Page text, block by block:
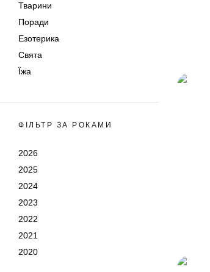
Тварини
Поради
Езотерика
Свята
Їжа
ФІЛЬТР ЗА РОКАМИ
2026
2025
2024
2023
2022
2021
2020